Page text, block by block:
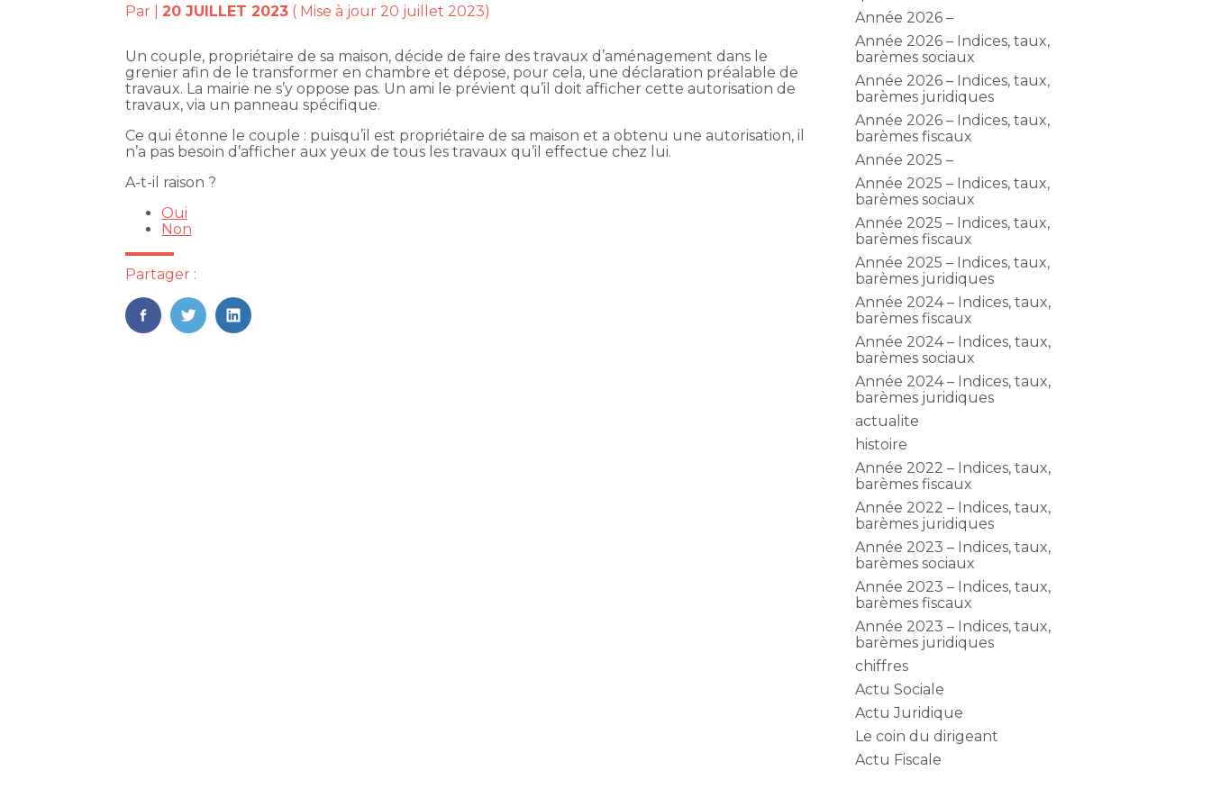
Par |20 JUILLET 2023 ( Mise à jour 20 juillet 2023)
Un couple, propriétaire de sa maison, décide de faire des travaux d’aménagement dans le
grenier afin de le transformer en chambre et dépose, pour cela, une déclaration préalable de
travaux. La mairie ne s’y oppose pas. Un ami le prévient qu’il doit afficher cette autorisation de
travaux, via un panneau spécifique.
Ce qui étonne le couple : puisqu’il est propriétaire de sa maison et a obtenu une autorisation, il
n’a pas besoin d’afficher aux yeux de tous les travaux qu’il effectue chez lui.
A-t-il raison ?
Oui
Non
Partager :
FaceBook
TwitterLinkedIn
Année 2026 –
Année 2026 – Indices, taux,
barèmes sociaux
Année 2026 – Indices, taux,
barèmes juridiques
Année 2026 – Indices, taux,
barèmes fiscaux
Année 2025 –
Année 2025 – Indices, taux,
barèmes sociaux
Année 2025 – Indices, taux,
barèmes fiscaux
Année 2025 – Indices, taux,
barèmes juridiques
Année 2024 – Indices, taux,
barèmes fiscaux
Année 2024 – Indices, taux,
barèmes sociaux
Année 2024 – Indices, taux,
barèmes juridiques
actualite
histoire
Année 2022 – Indices, taux,
barèmes fiscaux
Année 2022 – Indices, taux,
barèmes juridiques
Année 2023 – Indices, taux,
barèmes sociaux
Année 2023 – Indices, taux,
barèmes fiscaux
Année 2023 – Indices, taux,
barèmes juridiques
chiffres
Actu Sociale
Actu Juridique
Le coin du dirigeant
Actu Fiscale